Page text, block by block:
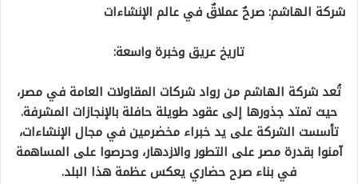
شركة الهاشم: صرحٌ عملاقٌ في عالم الإنشاءات
تاريخ عريق وخبرة واسعة:
تُعد شركة الهاشم من رواد شركات المقاولات العامة في مصر،
حيث تمتد جذورها إلى عقود طويلة حافلة بالإنجازات المشرفة.
تأسست الشركة على يد خبراء مخضرمين في مجال الإنشاءات،
آمنوا بقدرة مصر على التطور والازدهار، وحرصوا على المساهمة
في بناء صرح حضاري يعكس عظمة هذا البلد.